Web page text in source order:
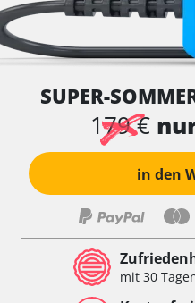
SUPER-
179 €
in den
mit 30